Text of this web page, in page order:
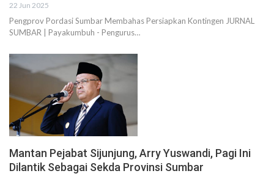
22 Jun 2025
Pengprov Pordasi Sumbar Membahas Persiapkan Kontingen JURNAL
SUMBAR | Payakumbuh - Pengurus…
Mantan Pejabat Sijunjung, Arry Yuswandi, Pagi Ini
Dilantik Sebagai Sekda Provinsi Sumbar